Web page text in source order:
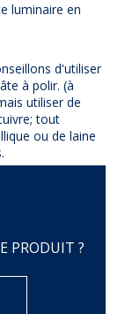
luminaire en
d'utiliser
à polir. (à
utiliser de
tout
ou de laine
PRODUIT ?